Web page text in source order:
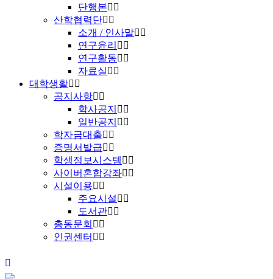
단행본
산학협력단
소개 / 인사말
연구윤리
연구활동
자료실
대학생활
공지사항
학사공지
일반공지
학자금대출
증명서발급
학생정보시스템
사이버혼합강좌
시설이용
주요시설
도서관
총동문회
인권센터